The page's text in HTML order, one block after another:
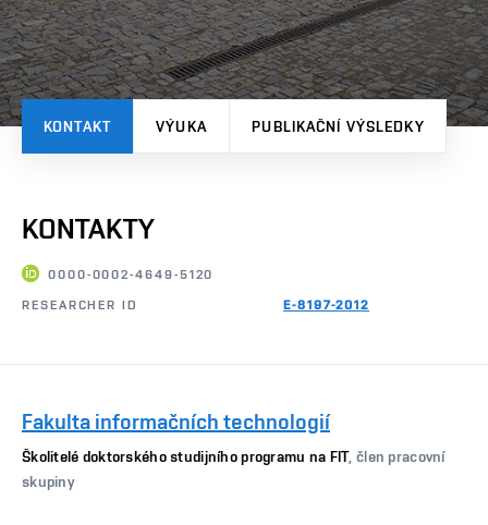
KONTAKT VÝUKA PUBLIKAČNÍ VÝSLEDKY
KONTAKTY
0000-0002-4649-5120
RESEARCHER ID E-8197-2012
Fakulta informačních technologií
Školitelé doktorského studijního programu na FIT, člen pracovní
skupiny